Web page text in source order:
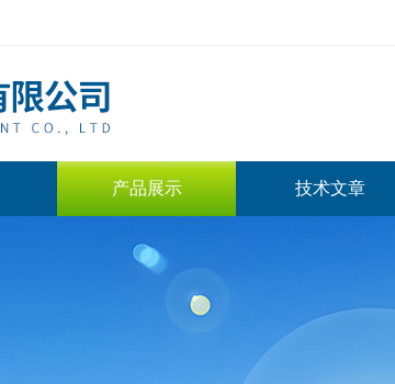
产品展示 技术文章